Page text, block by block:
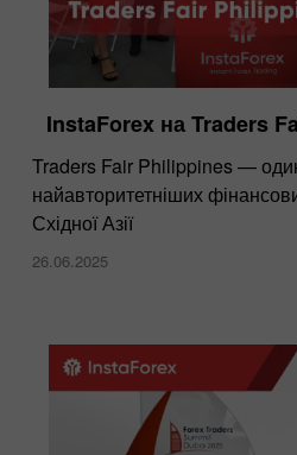
InstaForex на Traders
Traders Fair Philippines —
найавторитетніших
Східної Азії
26.06.2025